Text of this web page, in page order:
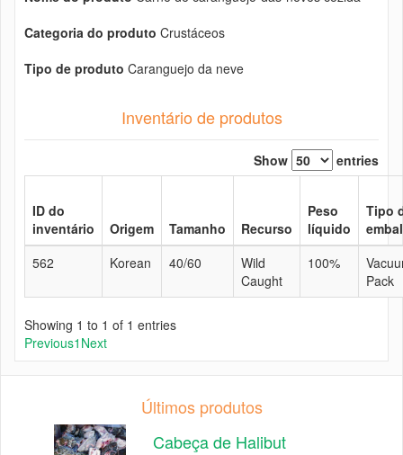
Categoria do produto Crustáceos
Tipo de produto Caranguejo da neve
Inventário de produtos
Show entries
ID do
inventário
Origem Tamanho Recurso
Peso
líquido
Tipo
562
Korean 40/60
Wild
Caught
100%
Pack
Showing 1 to 1 of 1 entries
Previous1 Next
Últimos produtos
Cabeça de Halibut